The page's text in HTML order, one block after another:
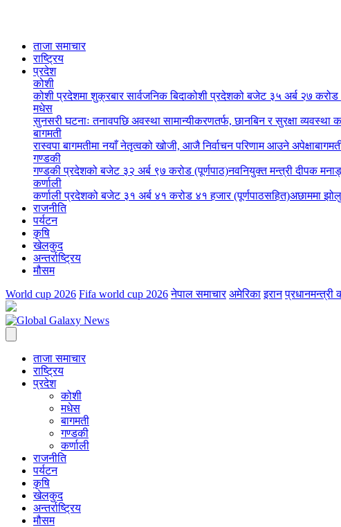
ताजा समाचार
राष्ट्रिय
प्रदेश
कोशी
कोशी प्रदेशमा शुक्रबार सार्वजनिक बिदाकोशी प्रदेशको बजेट ३५ अर्ब २७ करोड
मधेस
सुनसरी घटनाः तनावपछि अवस्था सामान्यीकरणतर्फ, छानबिन र सुरक्षा व्यवस्था
बागमती
रास्वपा बागमतीमा नयाँ नेतृत्वको खोजी, आजै निर्वाचन परिणाम आउने अपेक्षा
गण्डकी
गण्डकी प्रदेशको बजेट ३२ अर्ब ९७ करोड (पूर्णपाठ)नवनियुक्त मन्त्री दीपक
कर्णाली
कर्णाली प्रदेशको बजेट ३१ अर्ब ४१ करोड ४१ हजार (पूर्णपाठसहित)अछाममा
राजनीति
पर्यटन
कृषि
खेलकुद
अन्तर्राष्ट्रिय
मौसम
World cup 2026 Fifa world cup 2026 नेपाल समाचार अमेरिका इरान प्रधानमन्त्री
ताजा समाचार
राष्ट्रिय
प्रदेश
कोशी
मधेस
बागमती
गण्डकी
कर्णाली
राजनीति
पर्यटन
कृषि
खेलकुद
अन्तर्राष्ट्रिय
मौसम